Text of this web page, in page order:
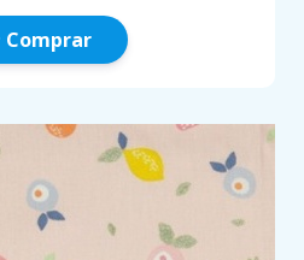
Comprar